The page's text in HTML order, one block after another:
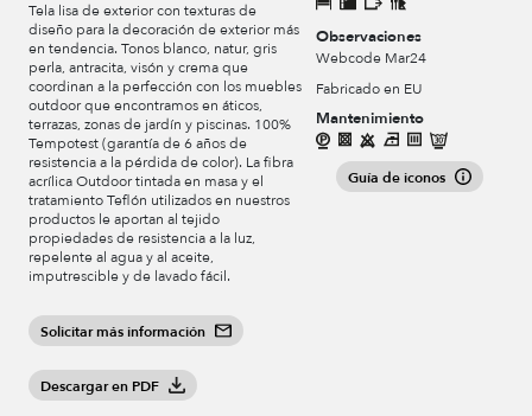
Tela lisa de exterior con texturas de
diseño para la decoración de exterior más
en tendencia. Tonos blanco, natur, gris
perla, antracita, visón y crema que
coordinan a la perfección con los muebles
outdoor que encontramos en áticos,
terrazas, zonas de jardín y piscinas. 100%
Tempotest (garantía de 6 años de
resistencia a la pérdida de color). La fibra
acrílica Outdoor tintada en masa y el
tratamiento Teflón utilizados en nuestros
productos le aportan al tejido
propiedades de resistencia a la luz,
repelente al agua y al aceite,
imputrescible y de lavado fácil.
Solicitar más información
Descargar en PDF
Observaciones
Webcode Mar24
Fabricado en EU
Mantenimiento
Guía de iconos